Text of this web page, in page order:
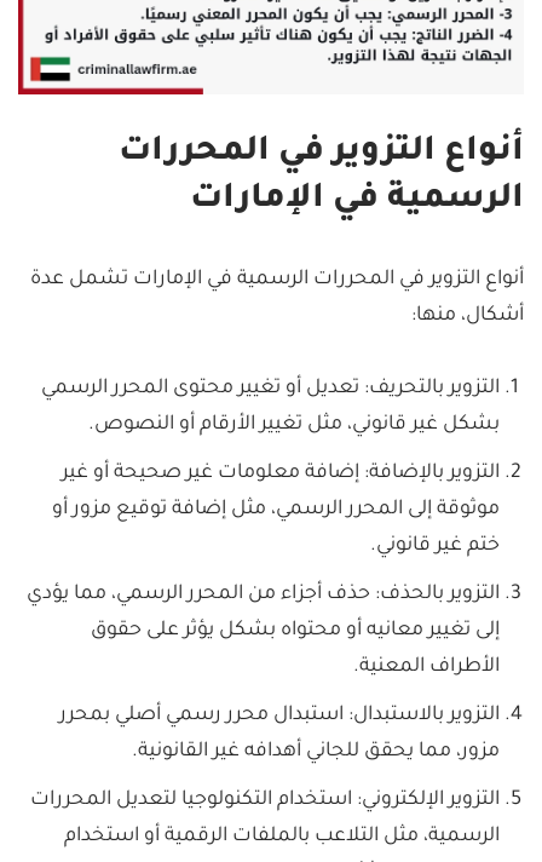
أنواع التزوير في المحررات
الرسمية في الإمارات
أنواع التزوير في المحررات الرسمية في الإمارات تشمل عدة
أشكال، منها:
التزوير بالتحريف: تعديل أو تغيير محتوى المحرر الرسمي
بشكل غير قانوني، مثل تغيير الأرقام أو النصوص.
التزوير بالإضافة: إضافة معلومات غير صحيحة أو غير
موثوقة إلى المحرر الرسمي، مثل إضافة توقيع مزور أو
ختم غير قانوني.
التزوير بالحذف: حذف أجزاء من المحرر الرسمي، مما يؤدي
إلى تغيير معانيه أو محتواه بشكل يؤثر على حقوق
الأطراف المعنية.
التزوير بالاستبدال: استبدال محرر رسمي أصلي بمحرر
مزور، مما يحقق للجاني أهدافه غير القانونية.
التزوير الإلكتروني: استخدام التكنولوجيا لتعديل المحررات
الرسمية، مثل التلاعب بالملفات الرقمية أو استخدام